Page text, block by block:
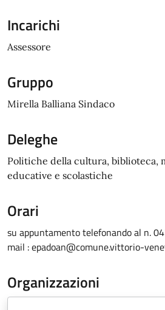
Incarichi
Assessore
Gruppo
Mirella Balliana Sindaco
Deleghe
Politiche della cultura, biblioteca,
educative e scolastiche
Orari
su appuntamento telefonando al n.
mail : epadoan@comune.vittorio-
Organizzazioni